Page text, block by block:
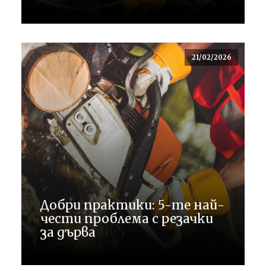
21/02/2026
Добри практики: 5-те най-
чести проблема с резачки
за дърва